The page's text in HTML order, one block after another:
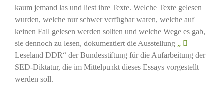
kaum jemand las und liest ihre Texte. Welche Texte gelesen
wurden, welche nur schwer verfügbar waren, welche auf
keinen Fall gelesen werden sollten und welche Wege es gab,
sie dennoch zu lesen, dokumentiert die Ausstellung „
Leseland DDR“ der Bundesstiftung für die Aufarbeitung der
SED-Diktatur, die im Mittelpunkt dieses Essays vorgestellt
werden soll.